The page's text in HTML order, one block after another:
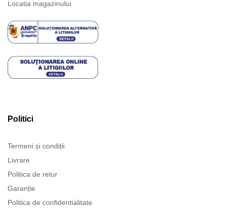
Locatia magazinului
Politici
Termeni și condiții
Livrare
Politica de retur
Garanție
Politica de confidentialitate